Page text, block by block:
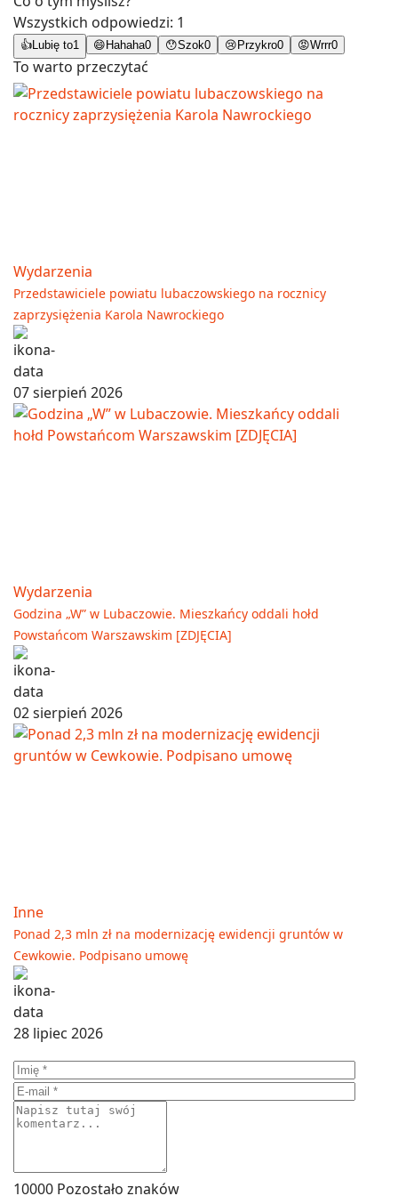
Wszystkich odpowiedzi: 1
👍 Lubię to1 😄 Hahaha0 😯Szok0 😢 Przykro0 😡Wrrr0
To warto przeczytać
Wydarzenia
Przedstawiciele powiatu lubaczowskiego na rocznicy
zaprzysiężenia Karola Nawrockiego
07 sierpień 2026
Wydarzenia
Godzina „W” w Lubaczowie. Mieszkańcy oddali hołd
Powstańcom Warszawskim [ZDJĘCIA]
02 sierpień 2026
Inne
Ponad 2,3 mln zł na modernizację ewidencji gruntów w
Cewkowie. Podpisano umowę
28 lipiec 2026
10000 Pozostało znaków